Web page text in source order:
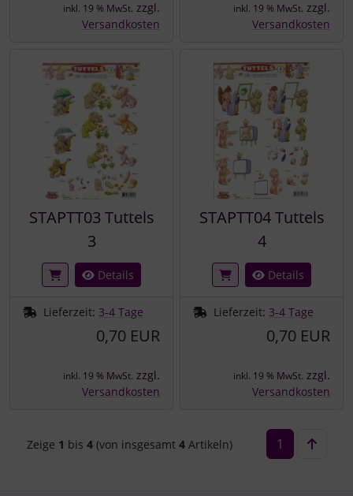
inkl. 19 % MwSt. zzgl.
Versandkosten
inkl. 19 % MwSt. zzgl.
Versandkosten
STAPTT03 Tuttels
3
Details
Lieferzeit: 3-4 Tage
0,70 EUR
inkl. 19 % MwSt. zzgl.
Versandkosten
STAPTT04 Tuttels
4
Details
Lieferzeit: 3-4 Tage
0,70 EUR
inkl. 19 % MwSt. zzgl.
Versandkosten
Zeige 1 bis 4(von insgesamt 4Artikeln) 1